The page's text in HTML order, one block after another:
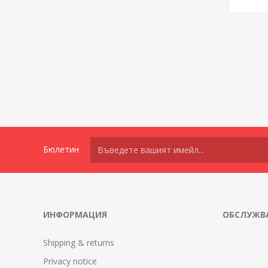
Бюлетин
ИНФОРМАЦИЯ
Shipping & returns
Privacy notice